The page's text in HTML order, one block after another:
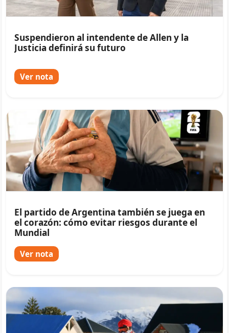
Suspendieron al intendente de Allen y la
Justicia definirá su futuro
Ver nota
El partido de Argentina también se juega en
el corazón: cómo evitar riesgos durante el
Mundial
Ver nota